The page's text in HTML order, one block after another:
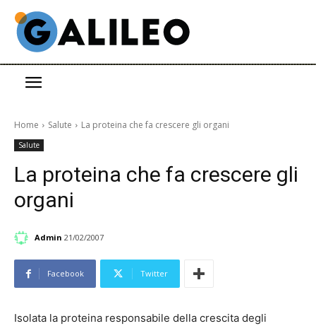
Home Salute La proteina che fa crescere gli organi
Salute
La proteina che fa crescere gli
organi
Admin 21/02/2007
Facebook Twitter
Isolata la proteina responsabile della crescita degli